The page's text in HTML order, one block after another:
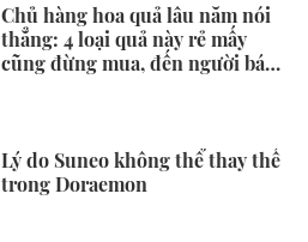
Chủ hàng hoa quả lâu năm nói
thẳng: 4 loại quả này rẻ mấy
cũng đừng mua, đến người bán
Lý do Suneo không thể thay thế
trong Doraemon